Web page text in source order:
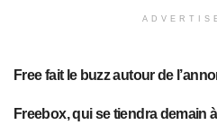
Free fait le buzz autour de
Freebox, qui se tiendra demain